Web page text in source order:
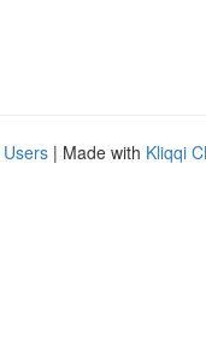
| Made with Kliqqi